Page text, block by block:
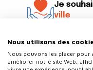
Je
ville
Nous utilisons des
Nous pouvons les placer pour
améliorer notre site Web,